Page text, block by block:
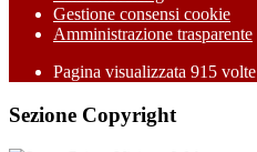
Gestione consensi cookie
Amministrazione trasparente
Pagina visualizzata 915 volte
Sezione Copyright